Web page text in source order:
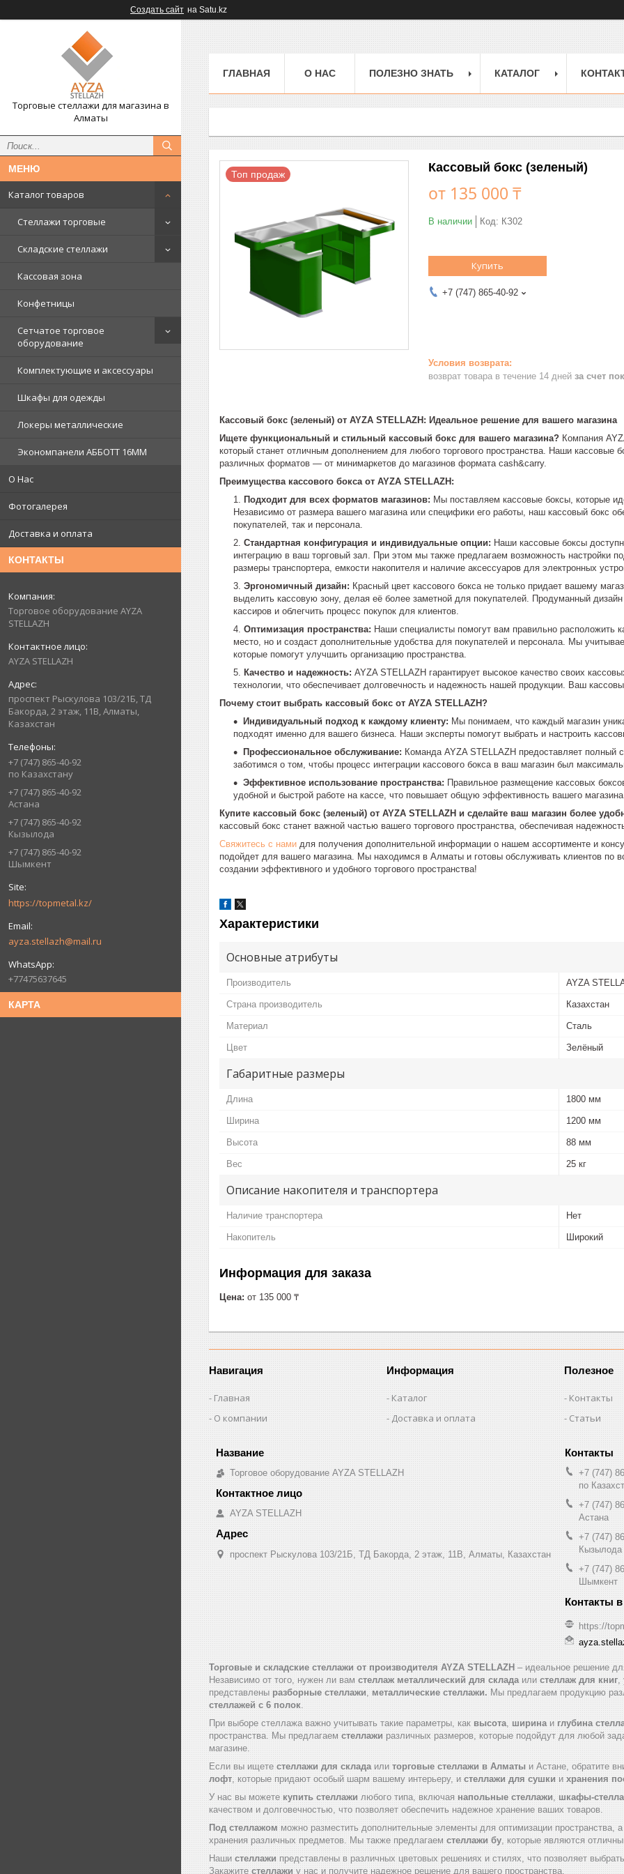
Создать сайт на Satu.kz
Торговые стеллажи для магазина в
Алматы
Каталог товаров
Стеллажи торговые
Складские стеллажи
Кассовая зона
Конфетницы
Сетчатое торговое
оборудование
Комплектующие и аксессуары
Шкафы для одежды
Локеры металлические
Экономпанели АББОТТ 16ММ
О Нас
Фотогалерея
Доставка и оплата
КОНТАКТЫ
Торговое оборудование AYZA
STELLAZH
AYZA STELLAZH
проспект Рыскулова 103/21Б, ТД
Бакорда, 2 этаж, 11В, Алматы,
Казахстан
+7 (747) 865-40-92
по Казахстану
+7 (747) 865-40-92
Астана
+7 (747) 865-40-92
Кызылода
+7 (747) 865-40-92
Шымкент
https://topmetal.kz/
ayza.stellazh@mail.ru
+77475637645
КАРТА
ГЛАВНАЯ О НАС ПОЛЕЗНО ЗНАТЬ КАТАЛОГ
Топ продаж Кассовый бокс (зеленый)
от 135 000 ₸
В наличии Код: КЗ02
Купить
+7 (747) 865-40-92
возврат товара в течение 14 дней за счет
Кассовый бокс (зеленый) от AYZA STELLAZH: Идеальное решение для вашего магазина
Ищете функциональный и стильный кассовый бокс для вашего магазина? Компания
который станет отличным дополнением для любого торгового пространства. Наши кассовые
различных форматов — от минимаркетов до магазинов формата cash&carry.
Преимущества кассового бокса от AYZA STELLAZH:
Подходит для всех форматов магазинов: Мы поставляем кассовые боксы, которые
Независимо от размера вашего магазина или специфики его работы, наш кассовый бокс
покупателей, так и персонала.
Стандартная конфигурация и индивидуальные опции: Наши кассовые боксы
интеграцию в ваш торговый зал. При этом мы также предлагаем возможность настройки
размеры транспортера, емкости накопителя и наличие аксессуаров для электронных
Эргономичный дизайн: Красный цвет кассового бокса не только придает вашему
выделить кассовую зону, делая её более заметной для покупателей. Продуманный
кассиров и облегчить процесс покупок для клиентов.
Оптимизация пространства: Наши специалисты помогут вам правильно расположить
место, но и создаст дополнительные удобства для покупателей и персонала. Мы
которые помогут улучшить организацию пространства.
Качество и надежность: AYZA STELLAZH гарантирует высокое качество своих
технологии, что обеспечивает долговечность и надежность нашей продукции. Ваш
Почему стоит выбрать кассовый бокс от AYZA STELLAZH?
Индивидуальный подход к каждому клиенту: Мы понимаем, что каждый магазин
подходят именно для вашего бизнеса. Наши эксперты помогут выбрать и настроить
Профессиональное обслуживание: Команда AYZA STELLAZH предоставляет полный
заботимся о том, чтобы процесс интеграции кассового бокса в ваш магазин был
Эффективное использование пространства: Правильное размещение кассовых
удобной и быстрой работе на кассе, что повышает общую эффективность вашего
Купите кассовый бокс (зеленый) от AYZA STELLAZH и сделайте ваш магазин более
кассовый бокс станет важной частью вашего торгового пространства, обеспечивая
Свяжитесь с нами для получения дополнительной информации о нашем ассортименте и
подойдет для вашего магазина. Мы находимся в Алматы и готовы обслуживать клиентов
создании эффективного и удобного торгового пространства!
Характеристики
Основные атрибуты
Производитель AYZA
Страна производитель Казахстан
Материал Сталь
Цвет Зелёный
Габаритные размеры
Длина 1800 мм
Ширина 1200 мм
Высота 88 мм
Вес 25 кг
Описание накопителя и транспортера
Наличие транспортера Нет
Накопитель Широкий
Информация для заказа
Цена: от 135 000 ₸
Навигация
Главная
О компании
Информация
Каталог
Доставка и оплата
Полезное
Контакты
Статьи
Торговое оборудование AYZA STELLAZH
AYZA STELLAZH
проспект Рыскулова 103/21Б, ТД Бакорда, 2 этаж, 11В, Алматы, Казахстан
+7 (747)
по
+7 (747)
Астана
+7 (747)
Кызылода
+7 (747)
Шымкент
https://
Торговые и складские стеллажи от производителя AYZA STELLAZH – идеальное решение
Независимо от того, нужен ли вам стеллаж металлический для склада или стеллаж для книг
представлены разборные стеллажи металлические стеллажи. Мы предлагаем продукцию
стеллажей с 6 полок
При выборе стеллажа важно учитывать такие параметры, как высота ширинаи глубина
пространства. Мы предлагаем стеллажи различных размеров, которые подойдут для любой
магазине.
Если вы ищете стеллажи для склада или торговые стеллажи в Алматы и Астане, обратите
лофт , которые придают особый шарм вашему интерьеру, и стеллажи для сушки и хранения
У нас вы можете купить стеллажи любого типа, включая напольные стеллажи
шкафы-
качеством и долговечностью, что позволяет обеспечить надежное хранение ваших товаров.
Под стеллажом можно разместить дополнительные элементы для оптимизации пространства,
хранения различных предметов. Мы также предлагаем стеллажи бу , которые являются
Наши стеллажи представлены в различных цветовых решениях и стилях, что позволяет
Закажите стеллажи у нас и получите надежное решение для вашего пространства.